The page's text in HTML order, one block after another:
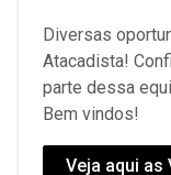
Diversas
Atacadista!
parte dessa
Bem vindos!
Veja aqui as